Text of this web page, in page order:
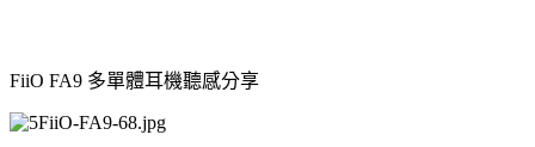
FiiO FA9 多單體耳機聽感分享